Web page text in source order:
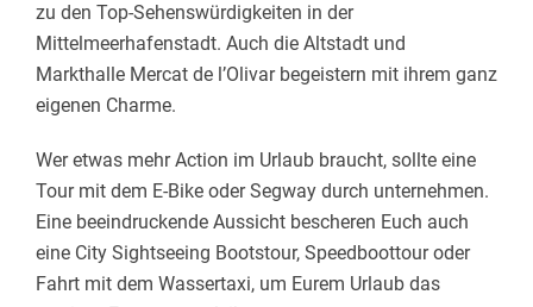
zu den Top-Sehenswürdigkeiten in der
Mittelmeerhafenstadt. Auch die Altstadt und
Markthalle Mercat de l’Olivar begeistern mit ihrem ganz
eigenen Charme.
Wer etwas mehr Action im Urlaub braucht, sollte eine
Tour mit dem E-Bike oder Segway durch unternehmen.
Eine beeindruckende Aussicht bescheren Euch auch
eine City Sightseeing Bootstour, Speedboottour oder
Fahrt mit dem Wassertaxi, um Eurem Urlaub das